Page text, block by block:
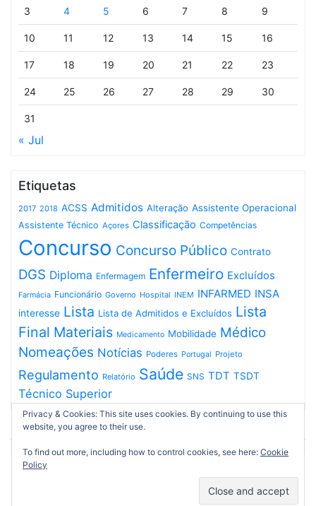
3 4 5 6 7 8 9
10 11 12 13 14 15 16
17 18 19 20 21 22 23
24 25 26 27 28 29 30
31
« Jul
Etiquetas
2017 2018 ACSS Admitidos Alteração Assistente Operacional
Assistente Técnico Açores Classificação Competências
Concurso Concurso Público Contrato
DGS Diploma Enfermagem Enfermeiro Excluídos
Farmácia Funcionário Governo Hospital INEM INFARMED INSA
interesse Lista Lista de Admitidos e Excluídos Lista
Final Materiais Medicamento Mobilidade Médico
Nomeações Notícias Poderes Portugal Projeto
Regulamento Relatório Saúde SNS TDT TSDT
Técnico Superior
Privacy & Cookies: This site uses cookies. By continuing to use this
website, you agree to their use.
To find out more, including how to control cookies, see here: Cookie
Policy